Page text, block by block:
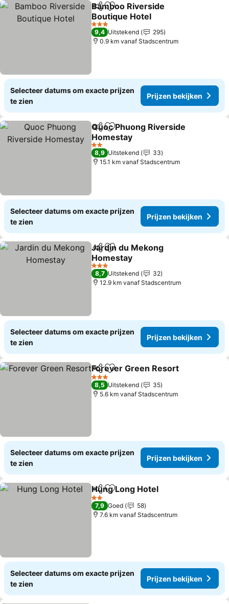
DelenToevoegen aan favorieten
Bamboo Riverside
Boutique Hotel
3 Sterren
9,4 Uitstekend
295
0.9 km vanaf Stadscentrum
Selecteer datums om exacte prijzen
te zien
Prijzen bekijken
DelenToevoegen aan favorieten
Quoc Phuong Riverside
Homestay
2 Sterren
8,9 Uitstekend
33
15.1 km vanaf Stadscentrum
Selecteer datums om exacte prijzen
te zien
Prijzen bekijken
DelenToevoegen aan favorieten
Jardin du Mekong
Homestay
3 Sterren
8,7 Uitstekend
32
12.9 km vanaf Stadscentrum
Selecteer datums om exacte prijzen
te zien
Prijzen bekijken
DelenToevoegen aan favorieten
Forever Green Resort
3 Sterren
8,5 Uitstekend
35
5.6 km vanaf Stadscentrum
Selecteer datums om exacte prijzen
te zien
Prijzen bekijken
DelenToevoegen aan favorieten
Hung Long Hotel
2 Sterren
7,9 Goed
58
7.6 km vanaf Stadscentrum
Selecteer datums om exacte prijzen
te zien
Prijzen bekijken